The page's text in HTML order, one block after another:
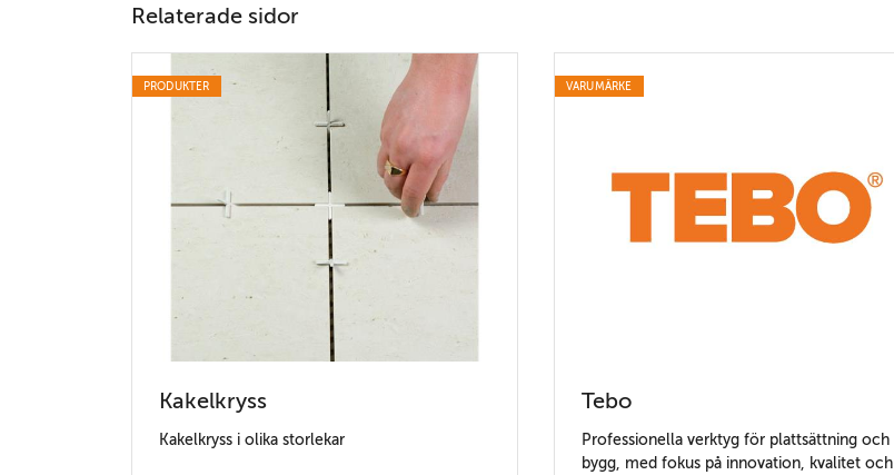
Relaterade sidor
PRODUKTER
Kakelkryss
Kakelkryss i olika storlekar
VARUMÄRKE
Tebo
Professionella verktyg för plattsättning och
bygg, med fokus på innovation, kvalitet och